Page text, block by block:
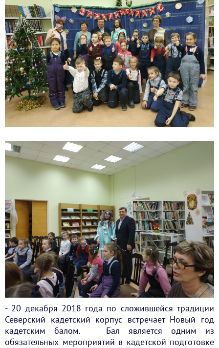
- 20 декабря 2018 года по сложившейся традиции
Северский кадетский корпус встречает Новый год
кадетским балом. Бал является одним из
обязательных мероприятий в кадетской подготовке